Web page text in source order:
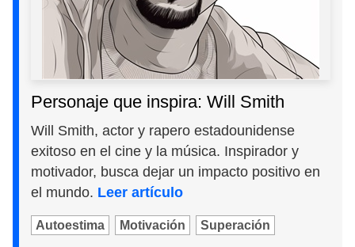
Personaje que inspira: Will Smith
Will Smith, actor y rapero estadounidense
exitoso en el cine y la música. Inspirador y
motivador, busca dejar un impacto positivo en
el mundo. Leer artículo
Autoestima Motivación Superación